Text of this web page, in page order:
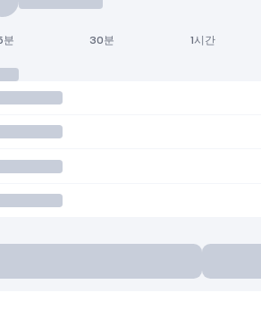
분 30분 1시간